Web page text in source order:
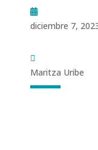
diciembre 7,
Maritza Uribe